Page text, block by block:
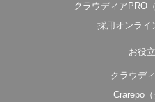
クラウディアPRO
採用オンライ
お役
クラウデ
Crarepo（